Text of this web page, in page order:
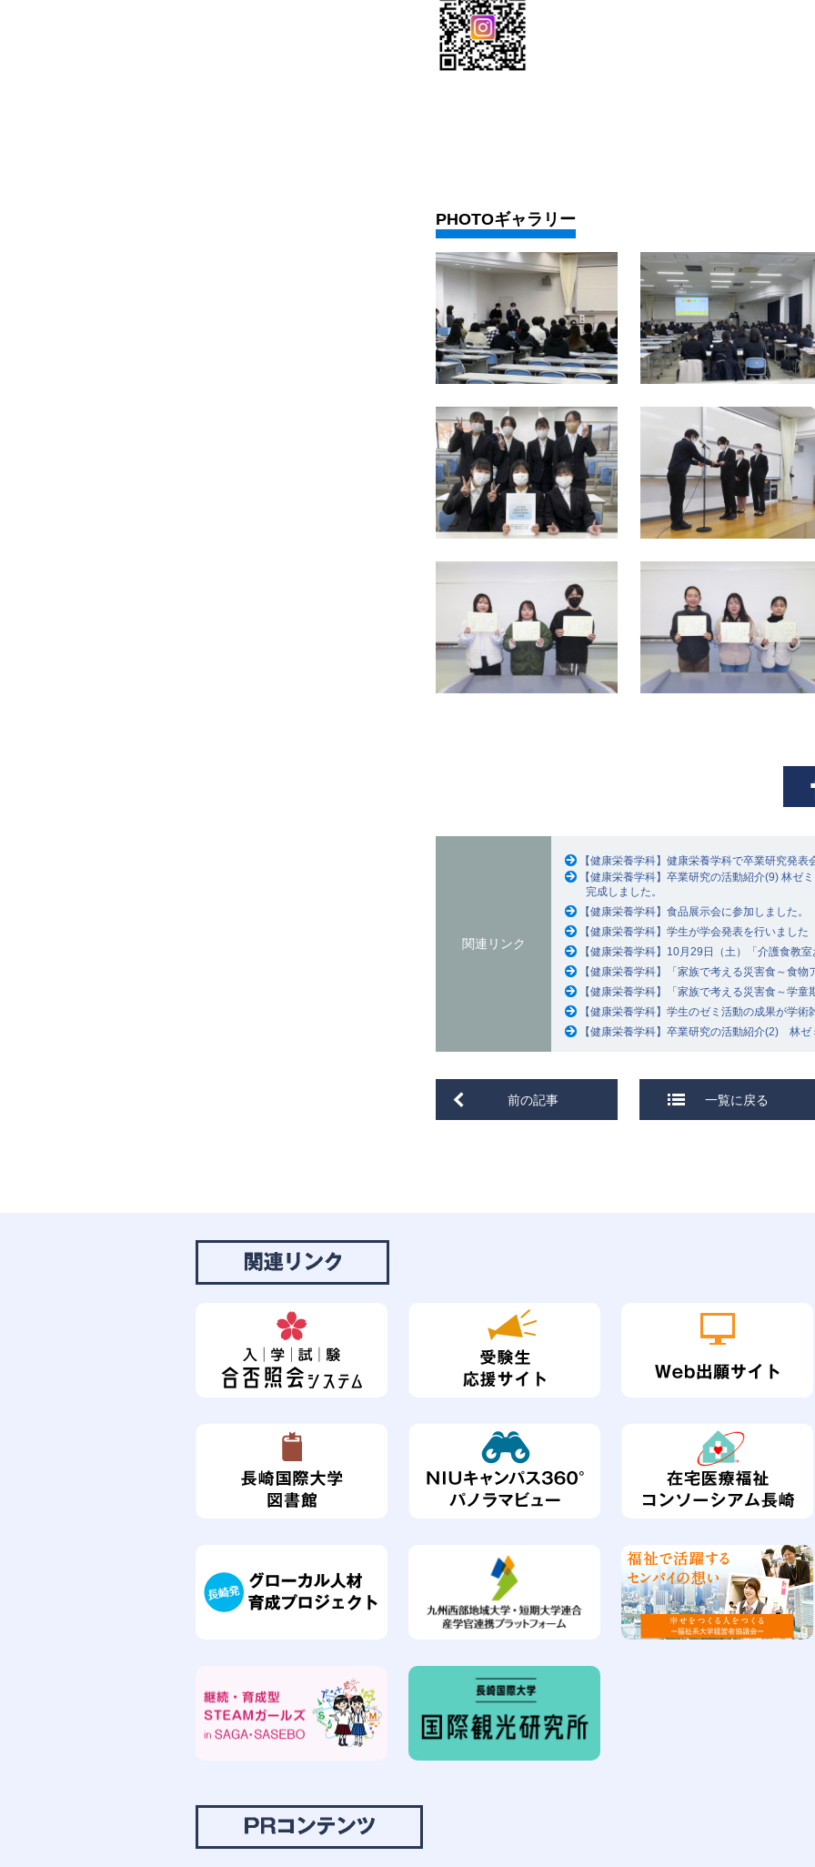
PHOTOギャラリー
関連リンク
【健康栄養学科】健康栄養学科で卒業研究発表
【健康栄養学科】卒業研究の活動紹介(9) 林ゼ
完成しました。
【健康栄養学科】食品展示会に参加しました。
【健康栄養学科】学生が学会発表を行いました
【健康栄養学科】10月29日（土）「介護食教
【健康栄養学科】「家族で考える災害食～食
【健康栄養学科】「家族で考える災害食～学
【健康栄養学科】学生のゼミ活動の成果が学
【健康栄養学科】卒業研究の活動紹介(2) 林
前の記事 一覧に戻る